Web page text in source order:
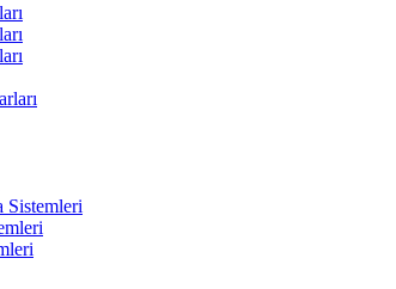
Sistemleri